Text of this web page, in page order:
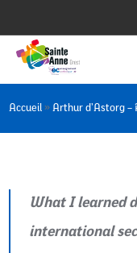
Accueil »Arthur d’Astorg –
What I learned
international